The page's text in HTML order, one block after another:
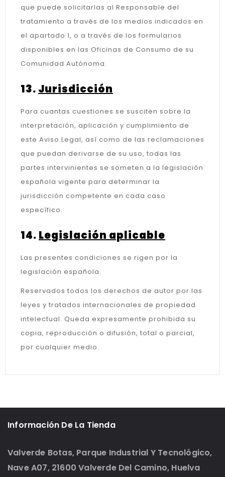
que puede solicitarlas al Responsable del
tratamiento a través de los medios indicados en
el apartado 1, o a través de los formularios
disponibles en las Oficinas de Consumo de su
Comunidad Autónoma.
13. Jurisdicción
Para cuantas cuestiones se susciten sobre la
interpretación, aplicación y cumplimiento de
este Aviso Legal, así como de las reclamaciones
que puedan derivarse de su uso, todas las
partes intervinientes se someten a la legislación
española vigente para determinar la
jurisdicción competente en cada caso
específico.
14. Legislación aplicable
Las presentes condiciones se rigen por la
legislación española.
Reservados todos los derechos de autor por las
leyes y tratados internacionales de propiedad
intelectual. Queda expresamente prohibida su
copia, reproducción o difusión, total o parcial,
por cualquier medio.
Información De La Tienda
Valverde Botas, Parque Industrial Y Tecnológico,
Nave A07, 21600 Valverde Del Camino, Huelva